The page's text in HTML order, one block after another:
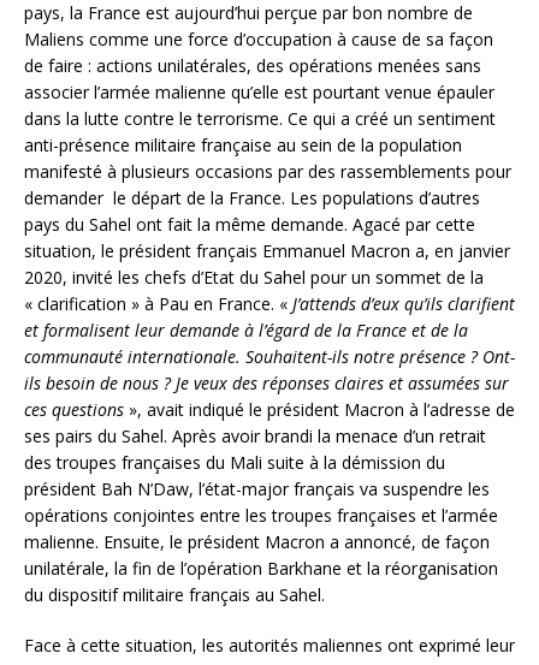
pays, la France est aujourd’hui perçue par bon nombre de
Maliens comme une force d’occupation à cause de sa façon
de faire : actions unilatérales, des opérations menées sans
associer l’armée malienne qu’elle est pourtant venue épauler
dans la lutte contre le terrorisme. Ce qui a créé un sentiment
anti-présence militaire française au sein de la population
manifesté à plusieurs occasions par des rassemblements pour
demander le départ de la France. Les populations d’autres
pays du Sahel ont fait la même demande. Agacé par cette
situation, le président français Emmanuel Macron a, en janvier
2020, invité les chefs d’Etat du Sahel pour un sommet de la
« clarification » à Pau en France. « J’attends d’eux qu’ils clarifient
et formalisent leur demande à l’égard de la France et de la
communauté internationale. Souhaitent-ils notre présence ? Ont-
ils besoin de nous ? Je veux des réponses claires et assumées sur
ces questions », avait indiqué le président Macron à l’adresse de
ses pairs du Sahel. Après avoir brandi la menace d’un retrait
des troupes françaises du Mali suite à la démission du
président Bah N’Daw, l’état-major français va suspendre les
opérations conjointes entre les troupes françaises et l’armée
malienne. Ensuite, le président Macron a annoncé, de façon
unilatérale, la fin de l’opération Barkhane et la réorganisation
du dispositif militaire français au Sahel.
Face à cette situation, les autorités maliennes ont exprimé leur